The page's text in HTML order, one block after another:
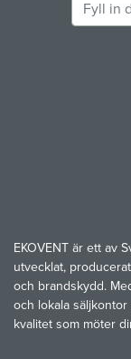
EKOVENT är ett av
utvecklat,
och brandskydd.
och lokala
kvalitet som möter